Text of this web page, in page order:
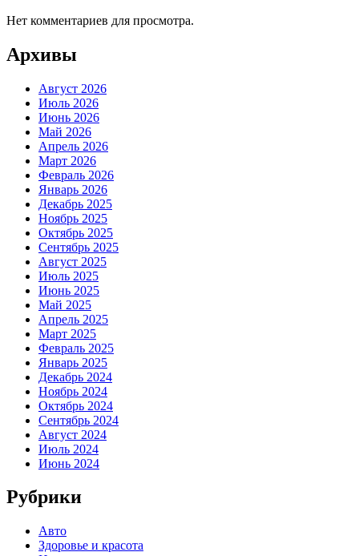
Нет комментариев для просмотра.
Архивы
Август 2026
Июль 2026
Июнь 2026
Май 2026
Апрель 2026
Март 2026
Февраль 2026
Январь 2026
Декабрь 2025
Ноябрь 2025
Октябрь 2025
Сентябрь 2025
Август 2025
Июль 2025
Июнь 2025
Май 2025
Апрель 2025
Март 2025
Февраль 2025
Январь 2025
Декабрь 2024
Ноябрь 2024
Октябрь 2024
Сентябрь 2024
Август 2024
Июль 2024
Июнь 2024
Рубрики
Авто
Здоровье и красота